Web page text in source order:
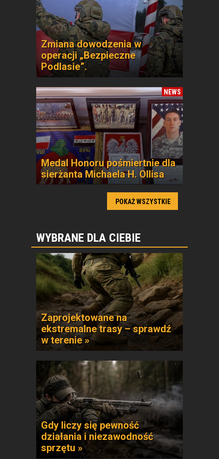
Zmiana dowodzenia w
operacji „Bezpieczne
Podlasie”.
NEWS
Medal Honoru pośmiertnie dla
sierżanta Michaela H. Ollisa
POKAŻ WSZYSTKIE
WYBRANE DLA CIEBIE
Zaprojektowane na
ekstremalne trasy – sprawdź
w terenie »
Gdy liczy się pewność
działania i niezawodność
sprzętu »